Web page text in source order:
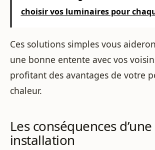
choisir vos luminaires pour
Ces solutions simples vous
une bonne entente avec vos
profitant des avantages de votre
chaleur.
Les conséquences
installation